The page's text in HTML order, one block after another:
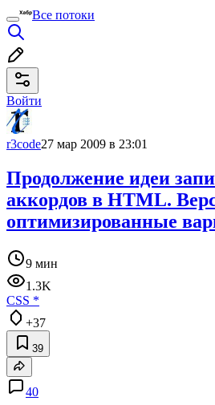
Все потоки
Войти
r3code27 мар 2009 в 23:01
Продолжение идеи
аккордов в HTML.
оптимизированные
9 мин
1.3K
CSS *
+37
39
40